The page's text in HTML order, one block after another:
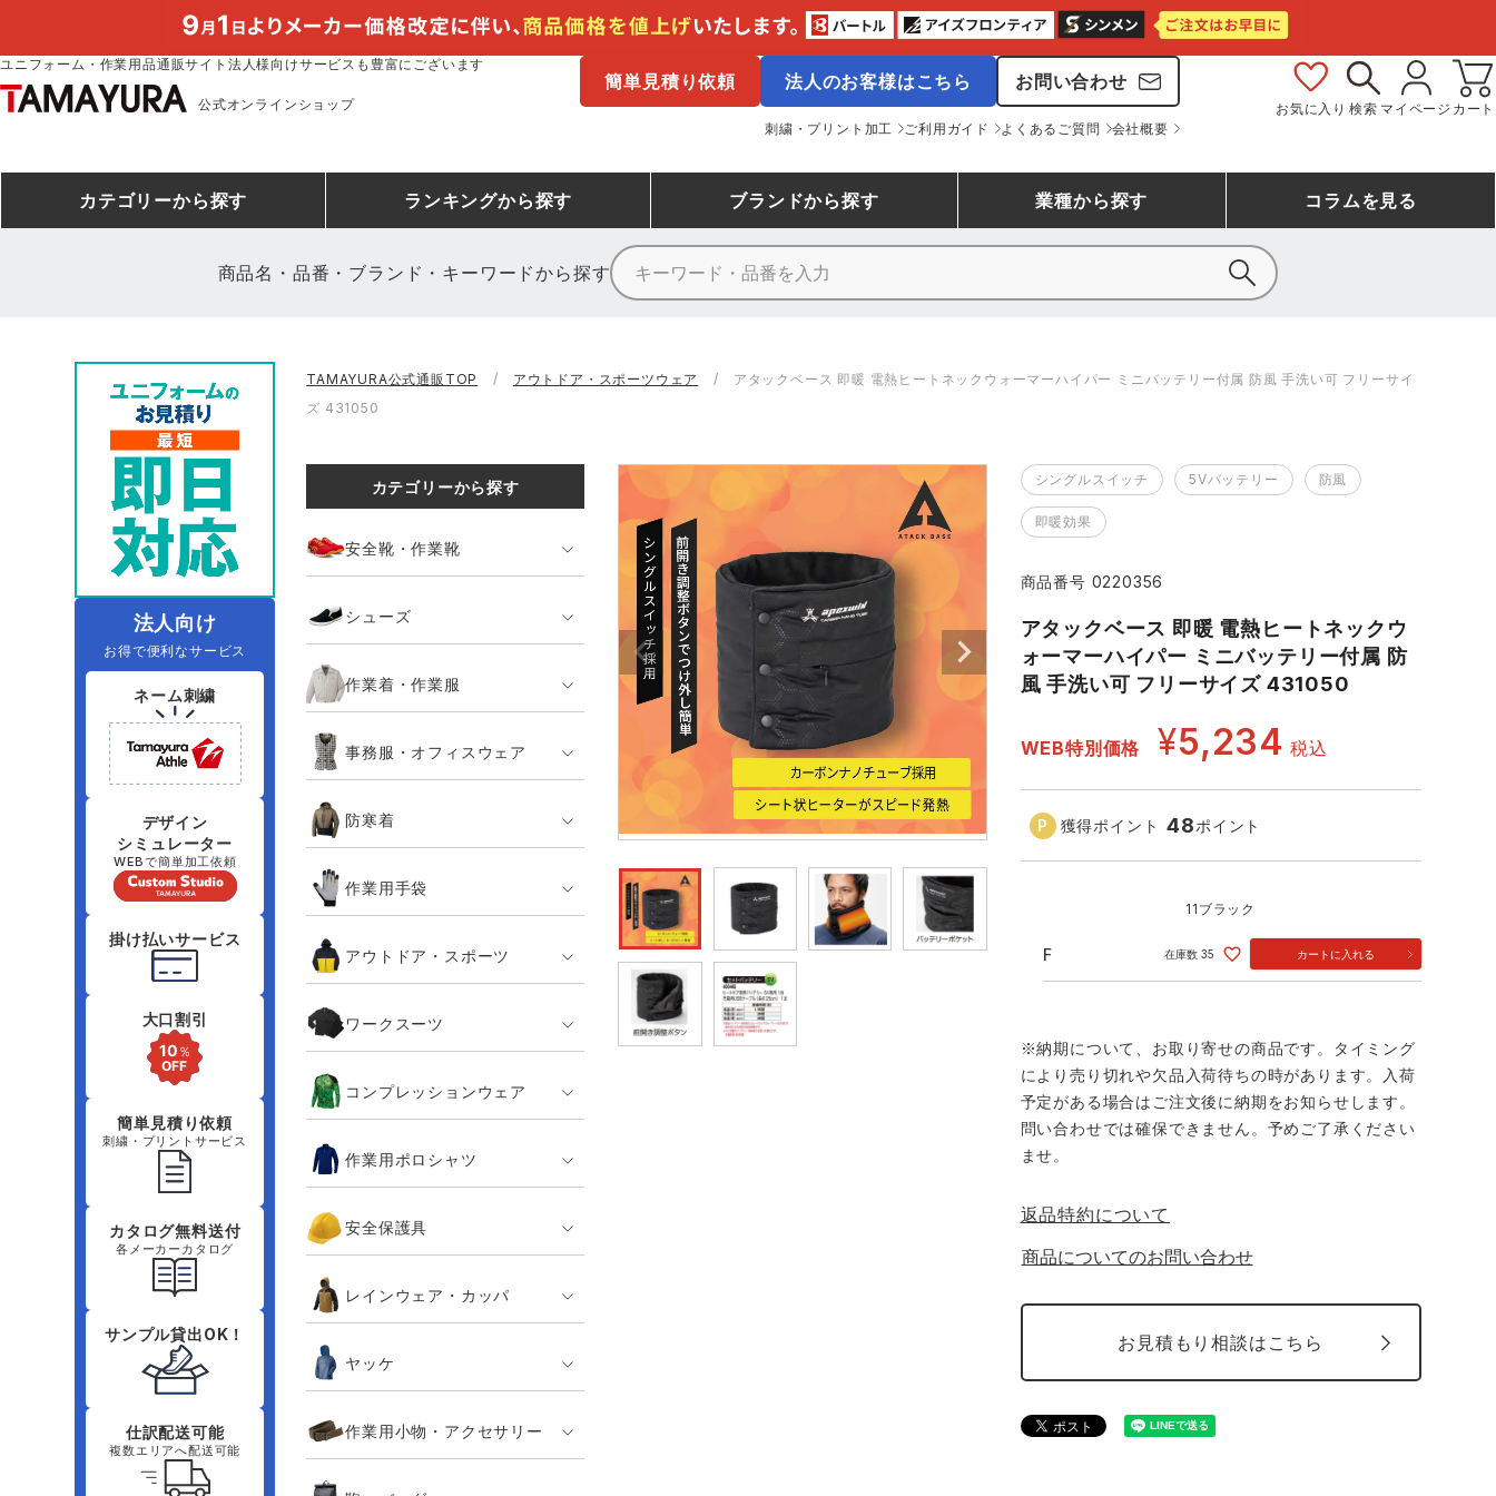
ユニフォーム・作業用品通販サイト法人様向けサービスも豊富にございます
公式オンラインショップ
簡単見積り依頼 法人のお客様はこちら お問い合わせ
刺繍・プリント加工 ご利用ガイド よくあるご質問 会社概要
お気に入り 検索 マイページ カート
カテゴリーから探す
防寒着
コンプレッションウェア 作業用ポロシャツ 安全保護具 レインウェア・カッパ
ヤッケ 作業用小物・アクセサリー類 鞄・バッグ類
ファン付きウェア（空調服シリー
ズ）
電熱ウェア・ヒートウェア 刺繍・プリント加工対象商品
ランキングから探す
ミズノ安全靴ランキング
空調服ランキング コンプレッションウェアランキング 作業用ポロシャツランキング 作業用手袋ランキング
レインウェアランキング アイズフロンティア ランキング TSDESIGN ランキング
アイトス ランキング
ネーム刺繍・プリント加工対象商品
作業着
ニット
ファン付きウェア
防寒
カジュアル
ブランドから探す
アイズフロンティア TSDESIGN
クロダルマ クレヒフク おたふく手袋 マック
住商モンブラン ボンマックス GUSH FORCE CUP
シンメン 日進ゴム ハイパーV 丸五 ムービンカット グラディエーター
タカヤ商事 エアークラフト 自重堂 サーヴォ セロリー 大阪支店
アタックベース サンエス 中塚被服 イーブンリバー スターライト工業 東洋物産工業
藤井電工 福山ゴム工業
ビッグボーン商事株式会
社
業種から探す
農作業服
DIY・日曜大工作業服 飲食店ユニフォーム 運送・倉庫作業服 清掃・ビルメンテ作業服
夜間・高視認性安全服
コラムを見る
商品名・品番・ブランド・キーワードから探す
法人向け
お得で便利なサービス
ネーム刺繍
デザイン
シミュレーター
WEBで簡単加工依頼
掛け払いサービス
大口割引
簡単見積り依頼
刺繍・プリントサービス
カタログ無料送付
各メーカーカタログ
サンプル貸出OK！
仕訳配送可能
複数エリアへ配送可能
TAMAYURA公式通販TOP アウトドア・スポーツウェア
アタックベース 即暖 電熱ヒートネックウォーマーハイパー ミニバッテリー付属 防風 手洗い可 フリーサイ
ズ 431050
カテゴリーから探す
安全靴・作業靴
シューズ
作業着・作業服
事務服・オフィスウェア
防寒着
作業用手袋
アウトドア・スポーツ
ワークスーツ
コンプレッションウェア
作業用ポロシャツ
安全保護具
レインウェア・カッパ
ヤッケ
作業用小物・アクセサリー
シングルスイッチ 5Vバッテリー 防風
即暖効果
商品番号 0220356
アタックベース 即暖 電熱ヒートネックウ
ォーマーハイパー ミニバッテリー付属 防
風 手洗い可 フリーサイズ 431050
WEB特別価格 ¥5,234 税込
獲得ポイント 48ポイント
11ブラック
F 在庫数 35 カートに入れる
※納期について、お取り寄せの商品です。タイミング
により売り切れや欠品入荷待ちの時があります。入荷
予定がある場合はご注文後に納期をお知らせします。
問い合わせでは確保できません。予めご了承ください
ませ。
返品特約について
商品についてのお問い合わせ
お見積もり相談はこちら